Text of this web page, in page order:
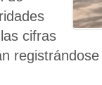
cifras